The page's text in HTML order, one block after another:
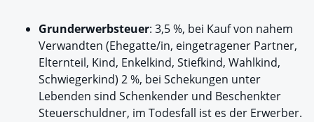
Grunderwerbsteuer: 3,5 %, bei Kauf von nahem
Verwandten (Ehegatte/in, eingetragener Partner,
Elternteil, Kind, Enkelkind, Stiefkind, Wahlkind,
Schwiegerkind) 2 %, bei Schekungen unter
Lebenden sind Schenkender und Beschenkter
Steuerschuldner, im Todesfall ist es der Erwerber.